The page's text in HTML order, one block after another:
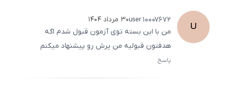
U
user10007672
۳۰ مرداد ۱۴۰۴
من با این بسته توی آزمون قبول شدم اگه
هدفتون قبولیه من پرش رو پیشنهاد میکنم
پاسخ